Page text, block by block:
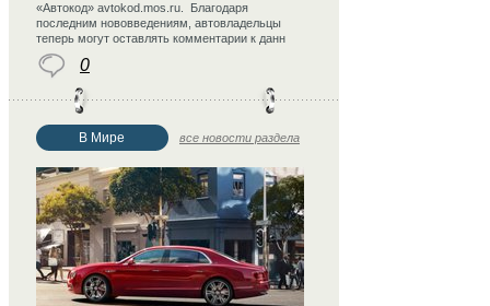
«Автокод» avtokod.mos.ru. Благодаря
последним нововведениям, автовладельцы
теперь могут оставлять комментарии к данн
0
В Мире все новости раздела